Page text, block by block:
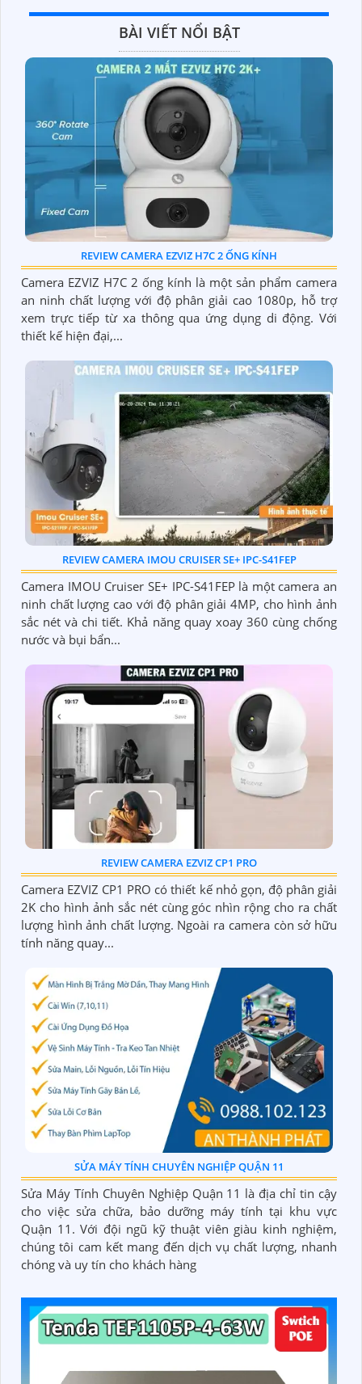
BÀI VIẾT NỔI BẬT
REVIEW CAMERA EZVIZ H7C 2 ỐNG KÍNH
Camera EZVIZ H7C 2 ống kính là một sản phẩm camera
an ninh chất lượng với độ phân giải cao 1080p, hỗ trợ
xem trực tiếp từ xa thông qua ứng dụng di động. Với
thiết kế hiện đại,...
REVIEW CAMERA IMOU CRUISER SE+ IPC-S41FEP
Camera IMOU Cruiser SE+ IPC-S41FEP là một camera an
ninh chất lượng cao với độ phân giải 4MP, cho hình ảnh
sắc nét và chi tiết. Khả năng quay xoay 360 cùng chống
nước và bụi bẩn...
REVIEW CAMERA EZVIZ CP1 PRO
Camera EZVIZ CP1 PRO có thiết kế nhỏ gọn, độ phân giải
2K cho hình ảnh sắc nét cùng góc nhìn rộng cho ra chất
lượng hình ảnh chất lượng. Ngoài ra camera còn sở hữu
tính năng quay...
SỬA MÁY TÍNH CHUYÊN NGHIỆP QUẬN 11
Sửa Máy Tính Chuyên Nghiệp Quận 11 là địa chỉ tin cậy
cho việc sửa chữa, bảo dưỡng máy tính tại khu vực
Quận 11. Với đội ngũ kỹ thuật viên giàu kinh nghiệm,
chúng tôi cam kết mang đến dịch vụ chất lượng, nhanh
chóng và uy tín cho khách hàng